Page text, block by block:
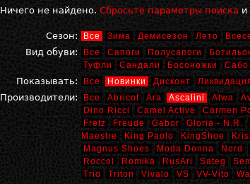
Ничего не найдено. Сбросьте параметры поиска и
Сезон: Все Зима Демисезон Лето
Вид обуви: Все Сапоги Полусапоги
Туфли
Сандали Босоножки Сабо
Показывать: Все Новинки Дисконт
Производители: Все Abricot Ara Ascalini Atwa
Dino Ricci
Camel Active Carmen
Fretz
Freude Gabor Gloria - N.R.
Maestre
King Paolo KingShoe
Magnus Shoes
Moda Donna Nord
Roccol
Romika RusAri Sateg
Trio
Triton Vivalo VS VV-Vito